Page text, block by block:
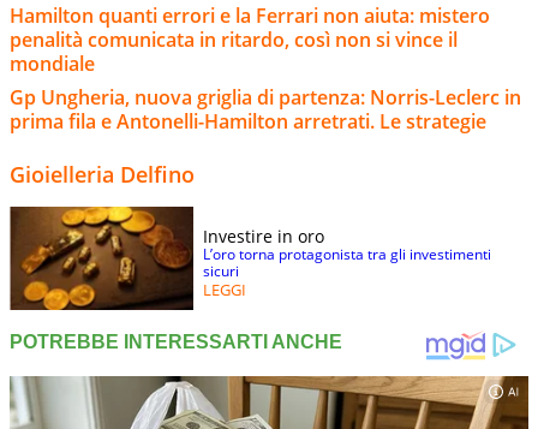
Hamilton quanti errori e la Ferrari non aiuta: mistero
penalità comunicata in ritardo, così non si vince il
mondiale
Gp Ungheria, nuova griglia di partenza: Norris-Leclerc in
prima fila e Antonelli-Hamilton arretrati. Le strategie
Gioielleria Delfino
Investire in oro
L’oro torna protagonista tra gli investimenti
sicuri
LEGGI